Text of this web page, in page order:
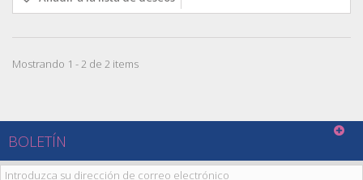
Mostrando 1 - 2 de 2 items
BOLETÍN